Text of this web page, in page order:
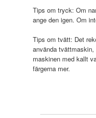
Tips om tryck: Om
ange den igen. Om
Tips om tvätt: Det
använda
maskinen med kallt
färgerna mer.